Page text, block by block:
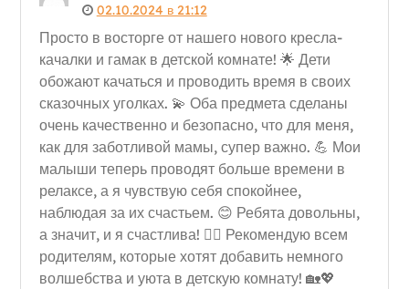
02.10.2024 в 21:12
Просто в восторге от нашего нового кресла-
качалки и гамак в детской комнате! 🌟 Дети
обожают качаться и проводить время в своих
сказочных уголках. 💫 Оба предмета сделаны
очень качественно и безопасно, что для меня,
как для заботливой мамы, супер важно. 💪 Мои
малыши теперь проводят больше времени в
релаксе, а я чувствую себя спокойнее,
наблюдая за их счастьем. 😊 Ребята довольны,
а значит, и я счастлива! 👍🏻 Рекомендую всем
родителям, которые хотят добавить немного
волшебства и уюта в детскую комнату! 🏡💖